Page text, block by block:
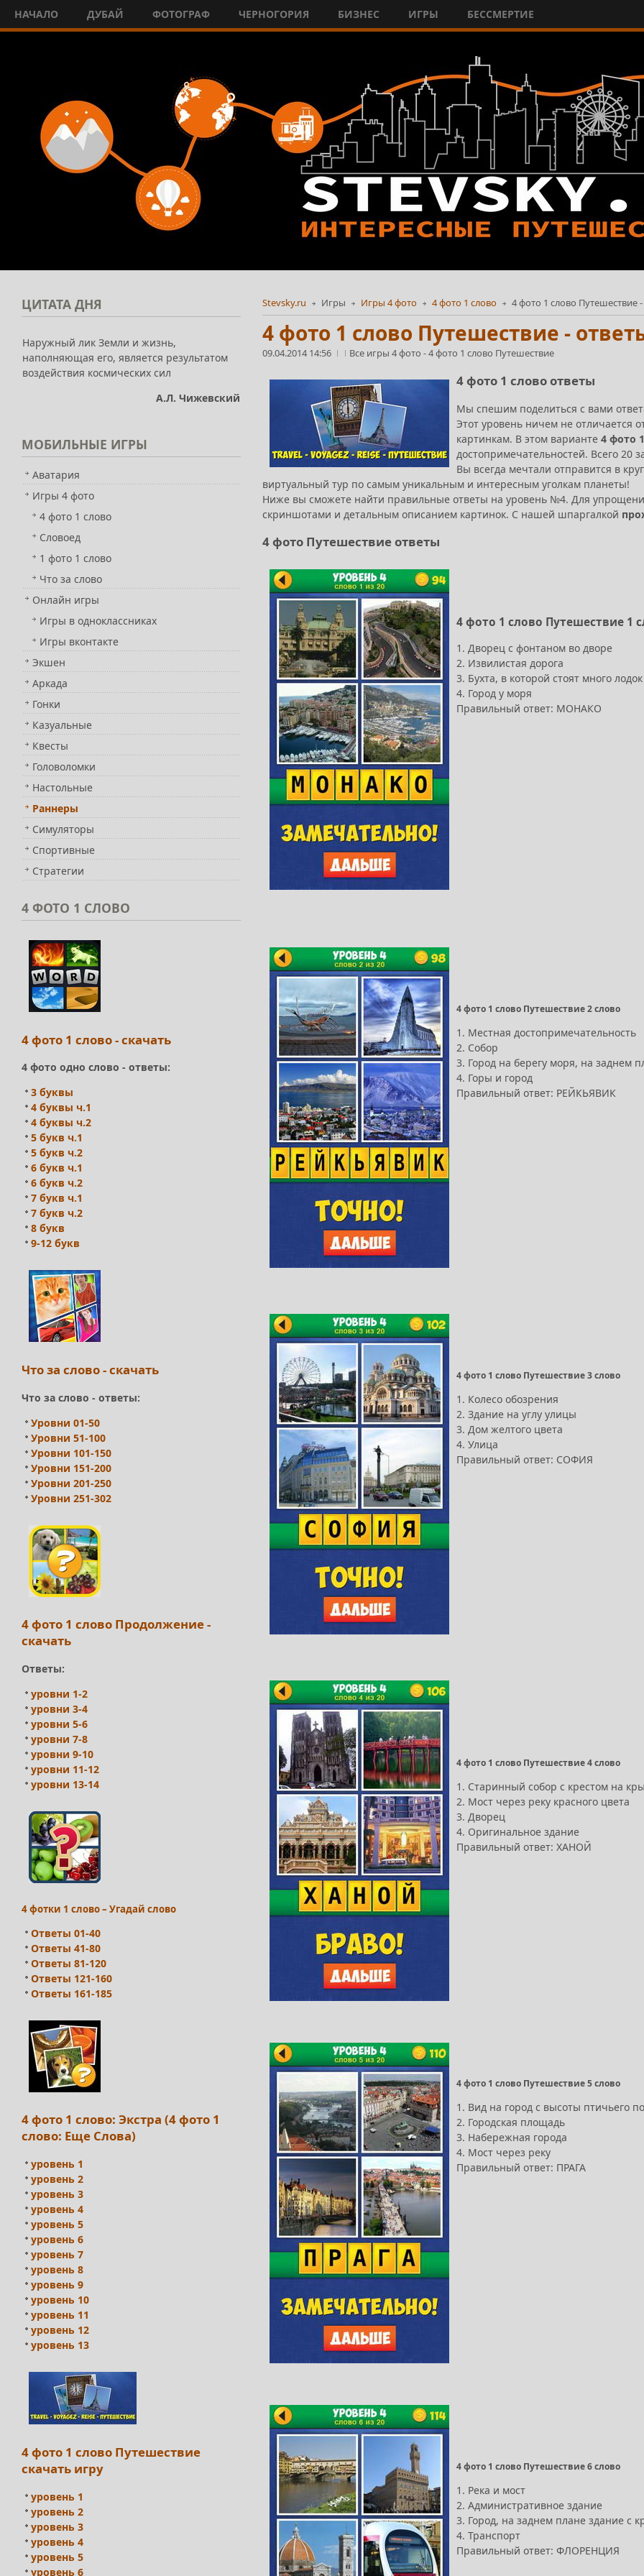
НАЧАЛО ДУБАЙ ФОТОГРАФ ЧЕРНОГОРИЯ БИЗНЕС ИГРЫ БЕССМЕРТИЕ
Stevsky.ru Игры Игры 4 фото 4 фото 1 слово 4 фото 1 слово Путешествие
4 фото 1 слово Путешествие -
09.04.2014 14:56 Все игры 4 фото -4 фото 1 слово Путешествие
4 фото 1 слово ответы
Мы спешим поделиться с вами
Этот уровень ничем не отличается
картинкам. В этом варианте 4 фото
достопримечательностей. Всего 20
Вы всегда мечтали отправится в
виртуальный тур по самым уникальным и интересным уголкам планеты!
Ниже вы сможете найти правильные ответы на уровень №4. Для
скриншотами и детальным описанием картинок. С нашей шпаргалкой
4 фото Путешествие ответы
4 фото 1 слово Путешествие 1
1. Дворец с фонтаном во дворе
2. Извилистая дорога
3. Бухта, в которой стоят много
4. Город у моря
Правильный ответ: МОНАКО
4 фото 1 слово Путешествие 2 слово
1. Местная достопримечательность
2. Собор
3. Город на берегу моря, на заднем
4. Горы и город
Правильный ответ: РЕЙКЬЯВИК
4 фото 1 слово Путешествие 3 слово
1. Колесо обозрения
2. Здание на углу улицы
3. Дом желтого цвета
4. Улица
Правильный ответ: СОФИЯ
4 фото 1 слово Путешествие 4 слово
1. Старинный собор с крестом на
2. Мост через реку красного цвета
3. Дворец
4. Оригинальное здание
Правильный ответ: ХАНОЙ
4 фото 1 слово Путешествие 5 слово
1. Вид на город с высоты птичьего
2. Городская площадь
3. Набережная города
4. Мост через реку
Правильный ответ: ПРАГА
4 фото 1 слово Путешествие 6 слово
1. Река и мост
2. Административное здание
3. Город, на заднем плане здание с
4. Транспорт
Правильный ответ: ФЛОРЕНЦИЯ
ЦИТАТА ДНЯ
Наружный лик Земли и жизнь,
наполняющая его, является результатом
воздействия космических сил
А.Л. Чижевский
МОБИЛЬНЫЕ ИГРЫ
Аватария
Игры 4 фото
4 фото 1 слово
Словоед
1 фото 1 слово
Что за слово
Онлайн игры
Игры в одноклассниках
Игры вконтакте
Экшен
Аркада
Гонки
Казуальные
Квесты
Головоломки
Настольные
Раннеры
Симуляторы
Спортивные
Стратегии
4 ФОТО 1 СЛОВО
4 фото 1 слово - скачать
4 фото одно слово - ответы:
3 буквы
4 буквы ч.1
4 буквы ч.2
5 букв ч.1
5 букв ч.2
6 букв ч.1
6 букв ч.2
7 букв ч.1
7 букв ч.2
8 букв
9-12 букв
Что за слово - скачать
Что за слово - ответы:
Уровни 01-50
Уровни 51-100
Уровни 101-150
Уровни 151-200
Уровни 201-250
Уровни 251-302
4 фото 1 слово Продолжение -
скачать
Ответы:
уровни 1-2
уровни 3-4
уровни 5-6
уровни 7-8
уровни 9-10
уровни 11-12
уровни 13-14
4 фотки 1 слово – Угадай слово
Ответы 01-40
Ответы 41-80
Ответы 81-120
Ответы 121-160
Ответы 161-185
4 фото 1 слово: Экстра (4 фото 1
слово: Еще Слова)
уровень 1
уровень 2
уровень 3
уровень 4
уровень 5
уровень 6
уровень 7
уровень 8
уровень 9
уровень 10
уровень 11
уровень 12
уровень 13
4 фото 1 слово Путешествие
скачать игру
уровень 1
уровень 2
уровень 3
уровень 4
уровень 5
уровень 6